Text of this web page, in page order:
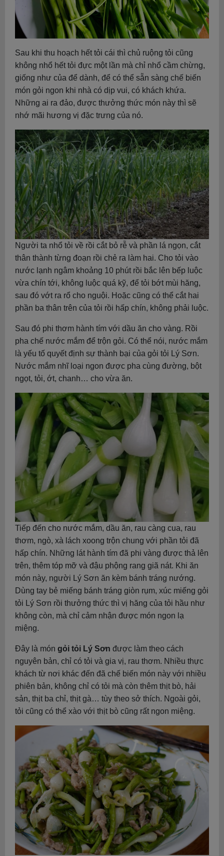
Sau khi thu hoạch hết tỏi cái thì chủ ruộng tỏi cũng
không nhổ hết tỏi đực một lần mà chỉ nhổ cầm chừng,
giống như của để dành, để có thể sẵn sàng chế biến
món gỏi ngon khi nhà có dịp vui, có khách khứa.
Những ai ra đảo, được thưởng thức món này thì sẽ
nhớ mãi hương vị đặc trưng của nó.
Người ta nhổ tỏi về rồi cắt bỏ rễ và phần lá ngọn, cắt
thân thành từng đoạn rồi chẻ ra làm hai. Cho tỏi vào
nước lạnh ngâm khoảng 10 phút rồi bắc lên bếp luộc
vừa chín tới, không luộc quá kỹ, để tỏi bớt mùi hăng,
sau đó vớt ra rổ cho nguội. Hoặc cũng có thể cắt hai
phần ba thân trên của tỏi rồi hấp chín, không phải luộc.
Sau đó phi thơm hành tím với dầu ăn cho vàng. Rồi
pha chế nước mắm để trộn gỏi. Có thể nói, nước mắm
là yếu tố quyết định sự thành bại của gỏi tỏi Lý Sơn.
Nước mắm nhĩ loại ngon được pha cùng đường, bột
ngọt, tỏi, ớt, chanh… cho vừa ăn.
Tiếp đến cho nước mắm, dầu ăn, rau càng cua, rau
thơm, ngò, xà lách xoong trộn chung với phần tỏi đã
hấp chín. Những lát hành tím đã phi vàng được thả lên
trên, thêm tóp mỡ và đậu phộng rang giã nát. Khi ăn
món này, người Lý Sơn ăn kèm bánh tráng nướng.
Dùng tay bẻ miếng bánh tráng giòn rụm, xúc miếng gỏi
tỏi Lý Sơn rồi thưởng thức thì vị hăng của tỏi hầu như
không còn, mà chỉ cảm nhận được món ngon lạ
miệng.
Đây là món gỏi tỏi Lý Sơn được làm theo cách
nguyên bản, chỉ có tỏi và gia vị, rau thơm. Nhiều thực
khách từ nơi khác đến đã chế biến món này với nhiều
phiên bản, không chỉ có tỏi mà còn thêm thịt bò, hải
sản, thịt ba chỉ, thịt gà… tùy theo sở thích. Ngoài gỏi,
tỏi cũng có thể xào với thịt bò cũng rất ngon miệng.